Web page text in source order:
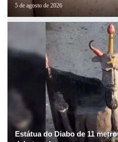
5 de agosto de 2026
Estátua do Diabo de 11